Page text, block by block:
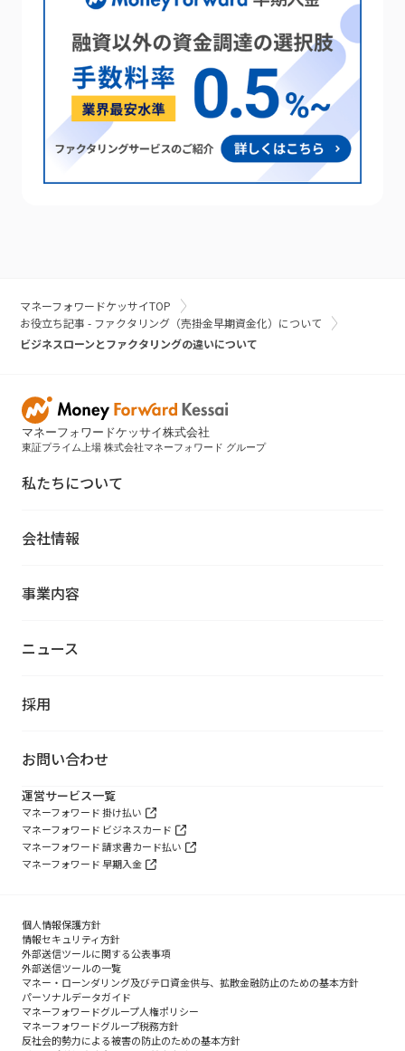
マネーフォワードケッサイTOP
お役立ち記事 - ファクタリング（売掛金早期資金化）について
ビジネスローンとファクタリングの違いについて
マネーフォワードケッサイ株式会社
東証プライム上場 株式会社マネーフォワード グループ
私たちについて
会社情報
事業内容
ニュース
採用
お問い合わせ
運営サービス一覧
マネーフォワード 掛け払い
マネーフォワード ビジネスカード
マネーフォワード 請求書カード払い
マネーフォワード 早期入金
個人情報保護方針
情報セキュリティ方針
外部送信ツールに関する公表事項
外部送信ツールの一覧
マネー・ローンダリング及びテロ資金供与、拡散金融防止のための基本方針
パーソナルデータガイド
マネーフォワードグループ人権ポリシー
マネーフォワードグループ税務方針
反社会的勢力による被害の防止のための基本方針